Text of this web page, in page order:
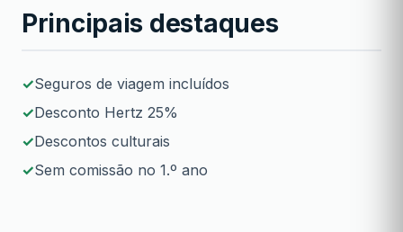
Principais destaques
Seguros de viagem incluídos
Desconto Hertz 25%
Descontos culturais
Sem comissão no 1.º ano